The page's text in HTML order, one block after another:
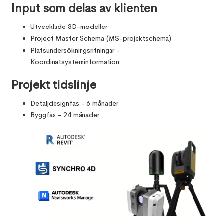
Input som delas av klienten
Utvecklade 3D-modeller
Project Master Schema (MS-projektschema)
Platsundersökningsritningar -
Koordinatsysteminformation
Projekt tidslinje
Detaljdesignfas - 6 månader
Byggfas - 24 månader